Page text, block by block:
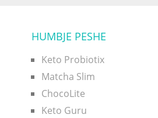
HUMBJE PESHE
Keto Probiotix
Matcha Slim
ChocoLite
Keto Guru